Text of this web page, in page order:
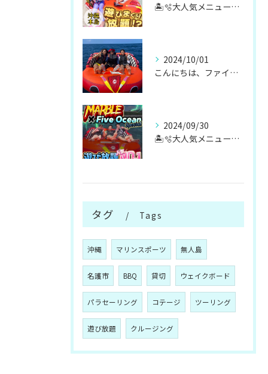
🏝️🫧大人気メニューマリンスポーツ遊び放題🫧🏝️
2024/10/01
こんにちは、ファイブオーシャンです！！
2024/09/30
🏝️🫧大人気メニューマリンスポーツ遊び放題🫧🏝️
タグ Tags
沖縄 マリンスポーツ 無人島
名護市 BBQ 貸切 ウェイクボード
パラセーリング コテージ ツーリング
遊び放題 クルージング